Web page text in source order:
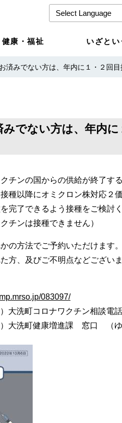
健康・福祉 いざとい
済みでない方は、年内に１・２回
でない方は、年内に
チンの国からの供給が終了する
種以降にオミクロン株対応２
完了できるよう接種をご検討
チンは接種できません）
の方法でご予約いただけます。
方、及びご不明点などござい
083097/
大洗町コロナワクチン相談
大洗町健康増進課 窓口 （ゆ